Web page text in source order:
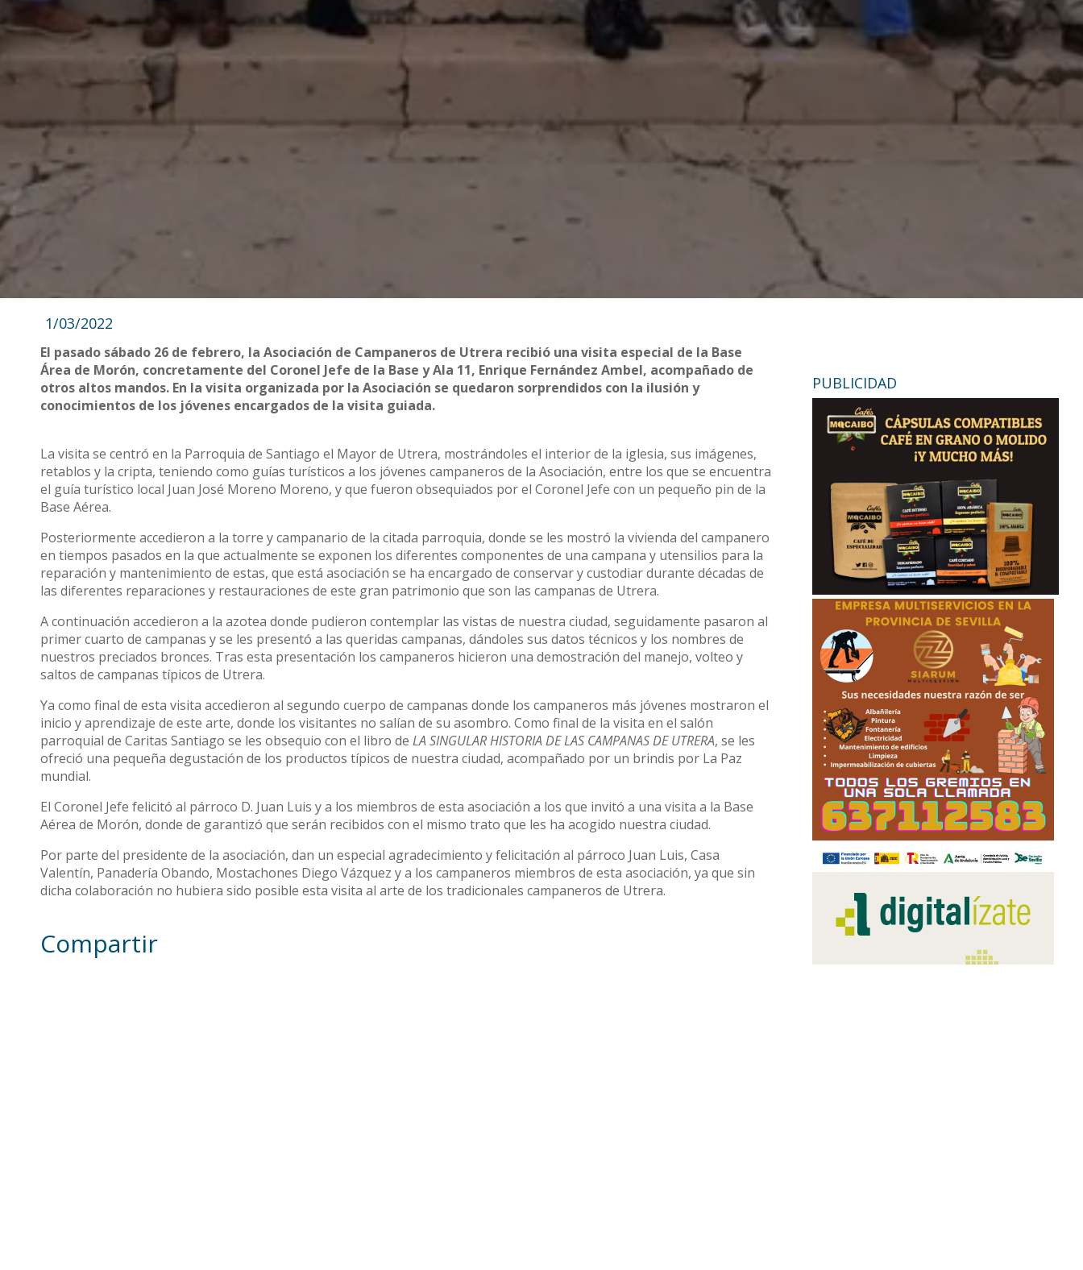
1/03/2022
El pasado sábado 26 de febrero, la Asociación de Campaneros de Utrera recibió una visita especial de la Base
Área de Morón, concretamente del Coronel Jefe de la Base y Ala 11, Enrique Fernández Ambel, acompañado de
otros altos mandos. En la visita organizada por la Asociación se quedaron sorprendidos con la ilusión y
conocimientos de los jóvenes encargados de la visita guiada.
La visita se centró en la Parroquia de Santiago el Mayor de Utrera, mostrándoles el interior de la iglesia, sus imágenes,
retablos y la cripta, teniendo como guías turísticos a los jóvenes campaneros de la Asociación, entre los que se encuentra
el guía turístico local Juan José Moreno Moreno, y que fueron obsequiados por el Coronel Jefe con un pequeño pin de la
Base Aérea.
Posteriormente accedieron a la torre y campanario de la citada parroquia, donde se les mostró la vivienda del campanero
en tiempos pasados en la que actualmente se exponen los diferentes componentes de una campana y utensilios para la
reparación y mantenimiento de estas, que está asociación se ha encargado de conservar y custodiar durante décadas de
las diferentes reparaciones y restauraciones de este gran patrimonio que son las campanas de Utrera.
A continuación accedieron a la azotea donde pudieron contemplar las vistas de nuestra ciudad, seguidamente pasaron al
primer cuarto de campanas y se les presentó a las queridas campanas, dándoles sus datos técnicos y los nombres de
nuestros preciados bronces. Tras esta presentación los campaneros hicieron una demostración del manejo, volteo y
saltos de campanas típicos de Utrera.
Ya como final de esta visita accedieron al segundo cuerpo de campanas donde los campaneros más jóvenes mostraron el
inicio y aprendizaje de este arte, donde los visitantes no salían de su asombro. Como final de la visita en el salón
parroquial de Caritas Santiago se les obsequio con el libro deLA SINGULAR HISTORIA DE LAS CAMPANAS DE UTRERA, se les
ofreció una pequeña degustación de los productos típicos de nuestra ciudad, acompañado por un brindis por La Paz
mundial.
El Coronel Jefe felicitó al párroco D. Juan Luis y a los miembros de esta asociación a los que invitó a una visita a la Base
Aérea de Morón, donde de garantizó que serán recibidos con el mismo trato que les ha acogido nuestra ciudad.
Por parte del presidente de la asociación, dan un especial agradecimiento y felicitación al párroco Juan Luis, Casa
Valentín, Panadería Obando, Mostachones Diego Vázquez y a los campaneros miembros de esta asociación, ya que sin
dicha colaboración no hubiera sido posible esta visita al arte de los tradicionales campaneros de Utrera.
Compartir
PUBLICIDAD